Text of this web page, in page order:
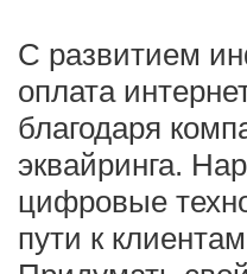
С развитием
оплата
благодаря
эквайринга.
цифровые
пути к